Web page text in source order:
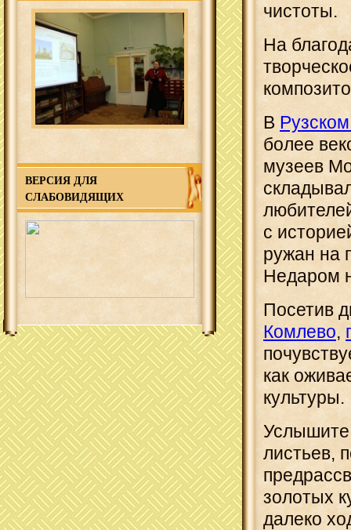
ВЕРСИЯ ДЛЯ
СЛАБОВИДЯЩИХ
чистоты.
На
В
более
музеев
с
ружан на
Недаром
Посетив
Комлево,
как
культуры.
Услышите
листьев,
золотых
далеко